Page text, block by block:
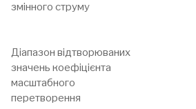
змінного струму
Діапазон відтворюваних
значень коефіцієнта
масштабного
перетворення